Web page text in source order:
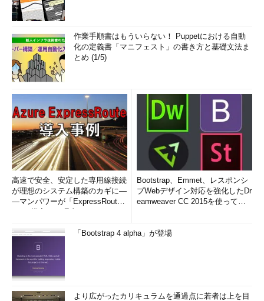
作業手順書はもういらない！ Puppetにおける自動
化の定義書「マニフェスト」の書き方と基礎文法ま
とめ (1/5)
高速で安全、安定した専用線接続
が理想のシステム構築のカギに―
―マンパワーが「ExpressRout
Bootstrap、Emmet、レスポンシ
ブWebデザイン対応を強化したDr
eamweaver CC 2015を使って
「Bootstrap 4 alpha」が登場
より広がったカリキュラムを通過点に若者は上を目